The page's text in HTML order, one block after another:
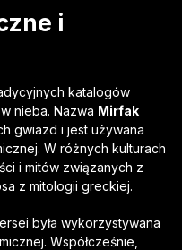
i
katalogów
nieba. Nazwa Mirfak
gwiazd i jest używana
W różnych kulturach
i mitów związanych z
z mitologii greckiej.
była wykorzystywana
Współcześnie,